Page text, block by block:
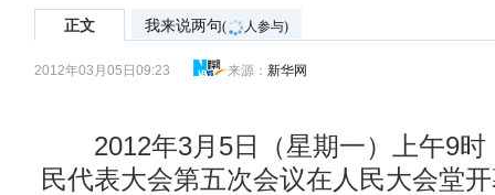
正文 我来说两句( 人参与)
2012年03月05日09:23 来源：新华网
2012年3月5日（星期一）上午9时
民代表大会第五次会议在人民大会堂